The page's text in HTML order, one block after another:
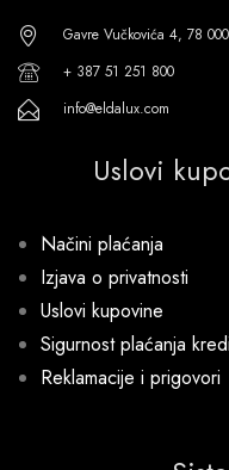
Gavre Vučkovića 4, 78
+ 387 51 251 800
info@eldalux.com
Uslovi
Načini plaćanja
Izjava o privatnosti
Uslovi kupovine
Sigurnost plaćanja
Reklamacije i prigovori